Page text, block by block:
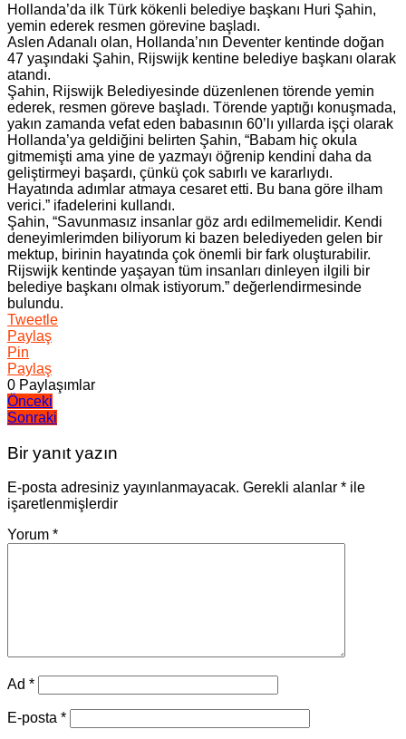
Hollanda’da ilk Türk kökenli belediye başkanı Huri Şahin,
yemin ederek resmen görevine başladı.
Aslen Adanalı olan, Hollanda’nın Deventer kentinde doğan
47 yaşındaki Şahin, Rijswijk kentine belediye başkanı olarak
atandı.
Şahin, Rijswijk Belediyesinde düzenlenen törende yemin
ederek, resmen göreve başladı. Törende yaptığı konuşmada,
yakın zamanda vefat eden babasının 60’lı yıllarda işçi olarak
Hollanda’ya geldiğini belirten Şahin, “Babam hiç okula
gitmemişti ama yine de yazmayı öğrenip kendini daha da
geliştirmeyi başardı, çünkü çok sabırlı ve kararlıydı.
Hayatında adımlar atmaya cesaret etti. Bu bana göre ilham
verici.” ifadelerini kullandı.
Şahin, “Savunmasız insanlar göz ardı edilmemelidir. Kendi
deneyimlerimden biliyorum ki bazen belediyeden gelen bir
mektup, birinin hayatında çok önemli bir fark oluşturabilir.
Rijswijk kentinde yaşayan tüm insanları dinleyen ilgili bir
belediye başkanı olmak istiyorum.” değerlendirmesinde
bulundu.
Tweetle
Paylaş
Pin
Paylaş
0 Paylaşımlar
Yazı
gezinmesi
Önceki
Sonraki
Bir yanıt yazın
E-posta adresiniz yayınlanmayacak. Gerekli alanlar * ile
işaretlenmişlerdir
Yorum *
Ad *
E-posta *